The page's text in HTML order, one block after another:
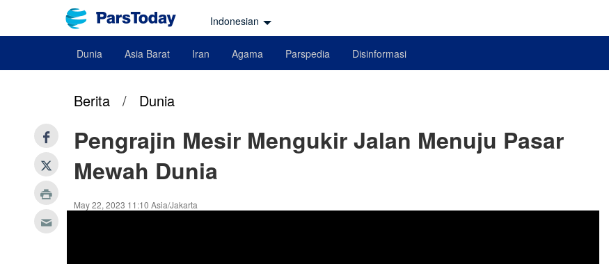
Indonesian
Dunia Asia Barat Iran Agama Parspedia Disinformasi
Berita / Dunia
Pengrajin Mesir Mengukir Jalan Menuju Pasar
Mewah Dunia
May 22, 2023 11:10 Asia/Jakarta